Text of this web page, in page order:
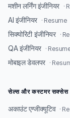
मशीन लर्निंग इंजीनियर ·
AI इंजीनियर · Resume
सिक्योरिटी इंजीनियर ·
QA इंजीनियर ·
मोबाइल डेवलपर ·
सेल्स और कस्टमर सक्सेस
अकाउंट एग्जीक्यूटिव ·